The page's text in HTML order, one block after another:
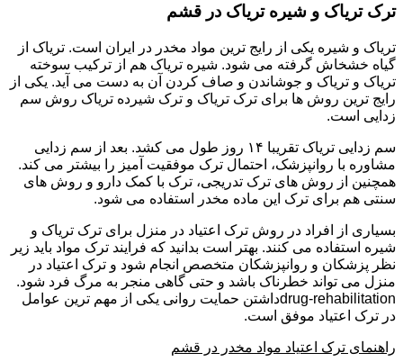
ترک تریاک و شیره تریاک در قشم
تریاک و شیره یکی از رایج ترین مواد مخدر در ایران است. تریاک از
گیاه خشخاش گرفته می شود. شیره تریاک هم از ترکیب سوخته
تریاک و تریاک و جوشاندن و صاف کردن آن به دست می آید. یکی از
رایج ترین روش ها برای ترک تریاک و ترک شیرده تریاک روش سم
زدایی است.
سم زدایی تریاک تقریبا ۱۴ روز طول می کشد. بعد از سم زدایی
مشاوره با روانپزشک، احتمال ترک موفقیت آمیز را بیشتر می کند.
همچنین از روش های ترک تدریجی، ترک با کمک دارو و روش های
سنتی هم برای ترک این ماده مخدر استفاده می شود.
بسیاری از افراد در روش ترک اعتیاد در منزل برای ترک تریاک و
شیره استفاده می کنند. بهتر است بدانید که فرایند ترک مواد باید زیر
نظر پزشکان و روانپزشکان متخصص انجام شود و ترک اعتیاد در
منزل می تواند خطرناک باشد و حتی گاهی منجر به مرگ فرد شود.
drug-rehabilitationداشتن حمایت روانی یکی از مهم ترین عوامل
در ترک اعتیاد موفق است.
راهنمای ترک اعتیاد مواد مخدر در قشم